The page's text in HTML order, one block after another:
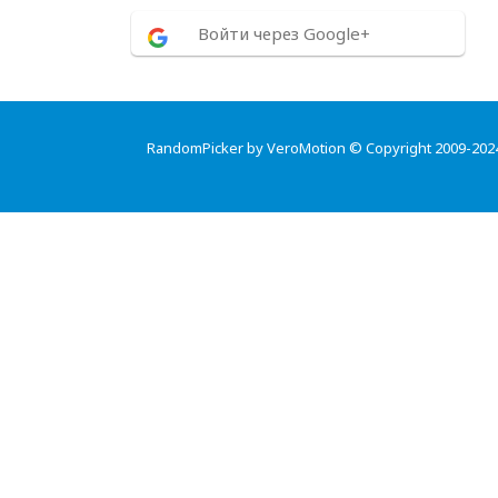
Войти через Google+
RandomPicker by VeroMotion © Copyright 2009-